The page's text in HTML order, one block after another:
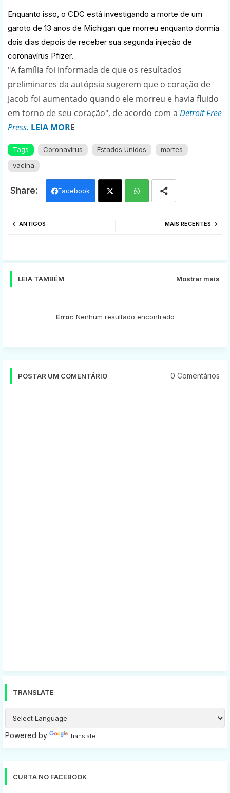
Enquanto isso, o CDC está investigando a morte de um
garoto de 13 anos de Michigan que morreu enquanto dormia
dois dias depois de receber sua segunda injeção de
coronavírus Pfizer.
"A família foi informada de que os resultados
preliminares da autópsia sugerem que o coração de
Jacob foi aumentado quando ele morreu e havia fluido
em torno de seu coração", de acordo com a Detroit Free
Press. LEIA MORE
Tags Coronavírus Estados Unidos
mortes
vacina
Facebook
MAIS RECENTES
ANTIGOS
LEIA TAMBÉM Mostrar mais
Error: Nenhum resultado encontrado
POSTAR UM COMENTÁRIO 0 Comentários
TRANSLATE
Powered by Translate
CURTA NO FACEBOOK